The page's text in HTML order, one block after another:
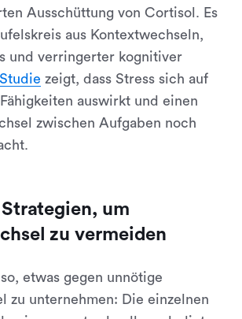
Ausschüttung von Cortisol. Es
aus Kontextwechseln,
und verringerter kognitiver
zeigt, dass Stress sich auf
auswirkt und einen
zwischen Aufgaben noch
um
zu vermeiden
etwas gegen unnötige
zu unternehmen: Die einzelnen